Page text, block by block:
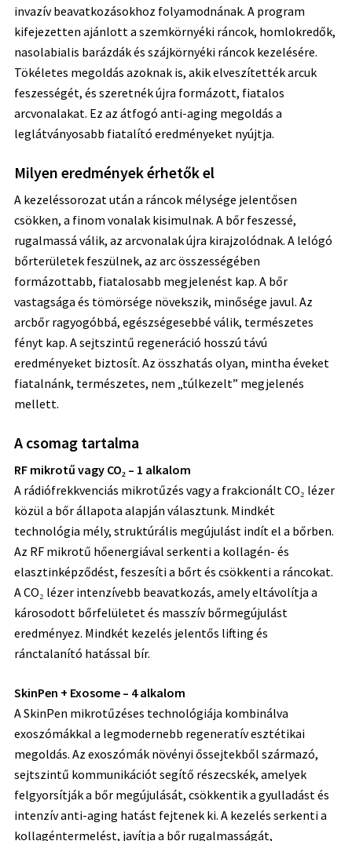
invazív beavatkozásokhoz folyamodnának. A program
kifejezetten ajánlott a szemkörnyéki ráncok, homlokredők,
nasolabialis barázdák és szájkörnyéki ráncok kezelésére.
Tökéletes megoldás azoknak is, akik elveszítették arcuk
feszességét, és szeretnék újra formázott, fiatalos
arcvonalakat. Ez az átfogó anti-aging megoldás a
leglátványosabb fiatalító eredményeket nyújtja.
Milyen eredmények érhetők el
A kezeléssorozat után a ráncok mélysége jelentősen
csökken, a finom vonalak kisimulnak. A bőr feszessé,
rugalmassá válik, az arcvonalak újra kirajzolódnak. A lelógó
bőrterületek feszülnek, az arc összességében
formázottabb, fiatalosabb megjelenést kap. A bőr
vastagsága és tömörsége növekszik, minősége javul. Az
arcbőr ragyogóbbá, egészségesebbé válik, természetes
fényt kap. A sejtszintű regeneráció hosszú távú
eredményeket biztosít. Az összhatás olyan, mintha éveket
fiatalnánk, természetes, nem „túlkezelt” megjelenés
mellett.
A csomag tartalma
RF mikrotű vagy CO₂ – 1 alkalom
A rádiófrekkvenciás mikrotűzés vagy a frakcionált CO₂ lézer
közül a bőr állapota alapján választunk. Mindkét
technológia mély, struktúrális megújulást indít el a bőrben.
Az RF mikrotű hőenergiával serkenti a kollagén- és
elasztinképződést, feszesíti a bőrt és csökkenti a ráncokat.
A CO₂ lézer intenzívebb beavatkozás, amely eltávolítja a
károsodott bőrfelületet és masszív bőrmegújulást
eredményez. Mindkét kezelés jelentős lifting és
ránctalanító hatással bír.
SkinPen + Exosome – 4 alkalom
A SkinPen mikrotűzéses technológiája kombinálva
exoszómákkal a legmodernebb regeneratív esztétikai
megoldás. Az exoszómák növényi őssejtekből származó,
sejtszintű kommunikációt segítő részecskék, amelyek
felgyorsítják a bőr megújulását, csökkentik a gyulladást és
intenzív anti-aging hatást fejtenek ki. A kezelés serkenti a
kollagéntermelést, javítja a bőr rugalmasságát,